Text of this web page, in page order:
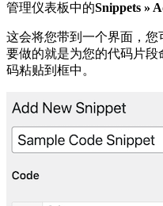
管理仪表板中的Snippets »
这会将您带到一个界面，
要做的就是为您的代码片
码粘贴到框中。